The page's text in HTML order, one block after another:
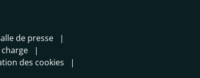
de presse
des cookies